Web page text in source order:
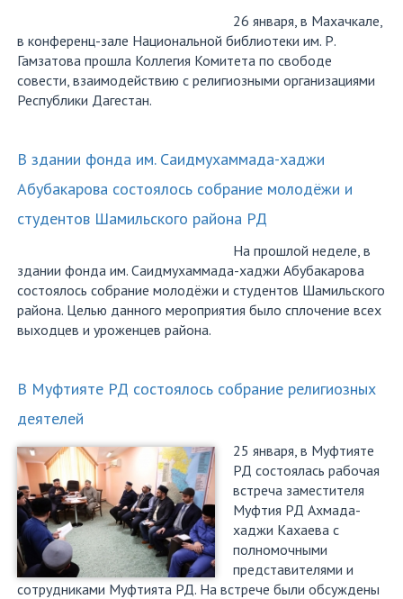
26 января, в Махачкале,
в конференц-зале Национальной библиотеки им. Р.
Гамзатова прошла Коллегия Комитета по свободе
совести, взаимодействию с религиозными организациями
Республики Дагестан.
В здании фонда им. Саидмухаммада-хаджи
Абубакарова состоялось собрание молодёжи и
студентов Шамильского района РД
На прошлой неделе, в
здании фонда им. Саидмухаммада-хаджи Абубакарова
состоялось собрание молодёжи и студентов Шамильского
района. Целью данного мероприятия было сплочение всех
выходцев и уроженцев района.
В Муфтияте РД состоялось собрание религиозных
деятелей
25 января, в Муфтияте
РД состоялась рабочая
встреча заместителя
Муфтия РД Ахмада-
хаджи Кахаева с
полномочными
представителями и
сотрудниками Муфтията РД. На встрече были обсуждены